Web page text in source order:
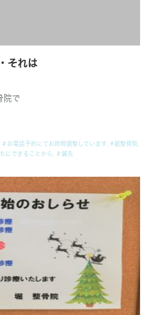
それは
で
＃お電話予約にてお時間調整しています #堀整骨院
にできることから ＃鍼灸